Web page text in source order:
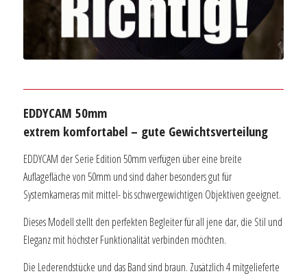
EDDYCAM 50mm
extrem komfortabel – gute Gewichtsverteilung
EDDYCAM der Serie Edition 50mm verfügen über eine breite
Auflagefläche von 50mm und sind daher besonders gut für
Systemkameras mit mittel- bis schwergewichtigen Objektiven geeignet.
Dieses Modell stellt den perfekten Begleiter für all jene dar, die Stil und
Eleganz mit höchster Funktionalität verbinden möchten.
Die Lederendstücke und das Band sind braun. Zusätzlich 4 mitgelieferte